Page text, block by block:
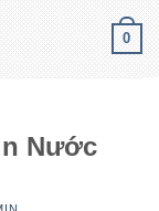
0
Nước